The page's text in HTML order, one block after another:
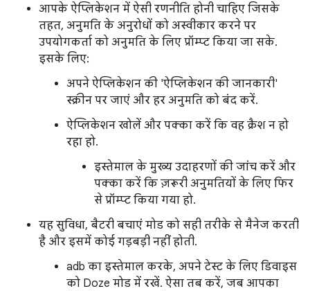
आपके ऐप्लिकेशन में ऐसी रणनीति होनी चाहिए जिसके
तहत, अनुमति के अनुरोधों को अस्वीकार करने पर
उपयोगकर्ता को अनुमति के लिए प्रॉम्प्ट किया जा सके.
इसके लिए:
अपने ऐप्लिकेशन की 'ऐप्लिकेशन की जानकारी'
स्क्रीन पर जाएं और हर अनुमति को बंद करें.
ऐप्लिकेशन खोलें और पक्का करें कि वह क्रैश न हो
रहा हो.
इस्तेमाल के मुख्य उदाहरणों की जांच करें और
पक्का करें कि ज़रूरी अनुमतियों के लिए फिर
से प्रॉम्प्ट किया गया हो.
यह सुविधा, बैटरी बचाएं मोड को सही तरीके से मैनेज करती
है और इसमें कोई गड़बड़ी नहीं होती.
adb का इस्तेमाल करके, अपने टेस्ट के लिए डिवाइस
को Doze मोड में रखें. ऐसा तब करें, जब आपका